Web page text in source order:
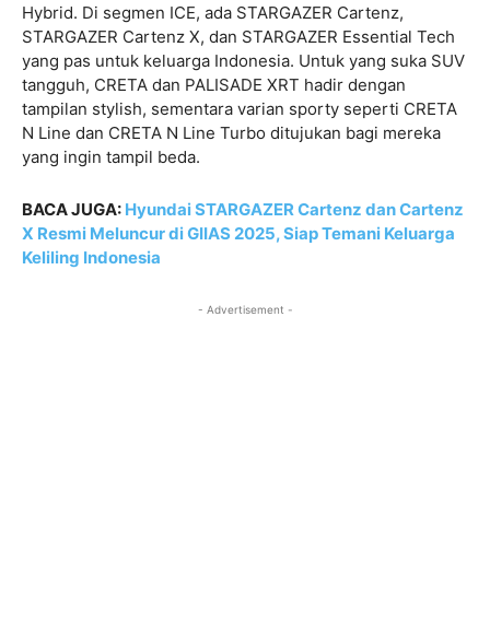
Hybrid. Di segmen ICE, ada STARGAZER Cartenz,
STARGAZER Cartenz X, dan STARGAZER Essential Tech
yang pas untuk keluarga Indonesia. Untuk yang suka SUV
tangguh, CRETA dan PALISADE XRT hadir dengan
tampilan stylish, sementara varian sporty seperti CRETA
N Line dan CRETA N Line Turbo ditujukan bagi mereka
yang ingin tampil beda.
BACA JUGA: Hyundai STARGAZER Cartenz dan Cartenz
X Resmi Meluncur di GIIAS 2025, Siap Temani Keluarga
Keliling Indonesia
- Advertisement -